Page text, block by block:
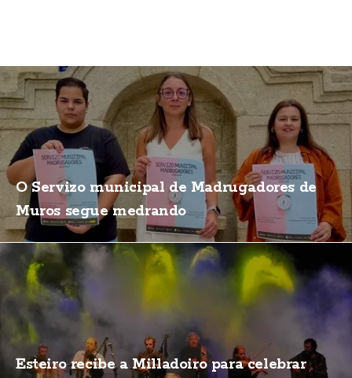
O Servizo municipal de Madrugadores de
Muros segue medrando
Esteiro recibe a Milladoiro para celebrar